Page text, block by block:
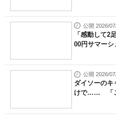
公開 2026/
「感動して
00円サマー
公開 2026/
ダイソーのキ
けで…… 「こ